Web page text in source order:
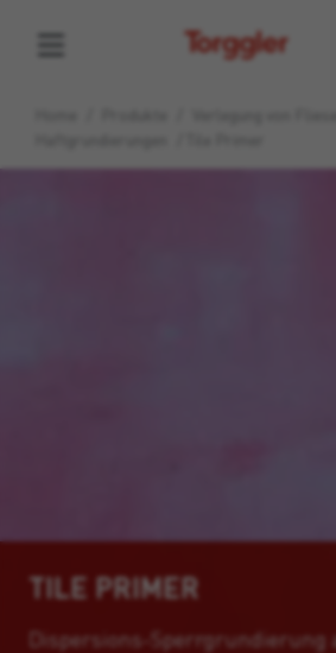
Torggler
TILE PRIMER
Dispersions-Sperrgrundierung